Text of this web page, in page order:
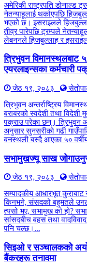
अमेरिकी राष्ट्रपति डोनाल्ड
नेतन्याहूलाई थर्काएपछि
भएको छ। इसराइलले
तीव्र पारेपछि ट्रम्पले
लेबननले हिजबुल्लाह र
त्रिभुवन विमानस्थलबाट
एयरलाइन्सका कर्मचारी
जेठ १९, २०८३
त्रिभुवन अन्तर्राष्ट्रिय
बराबरको स्वदेशी तथा विदेशी
पक्राउ परेका छन्। त्रिभुवन
अनुसार सुनसरीको गढी
बनस्थली बस्दै आएका ५०
सभामुखज्यू साख
जेठ १९, २०८३
सम्पादकीय आधारभूत कुराबाट
किनभने, संसदको बहुमतले
त्यसो भए, सभामुख को हो?
सांसदबीच बहस तथा
पनि चल्छ।...
सिइओ र सञ्चालकको
बैंकरहरू तनावमा